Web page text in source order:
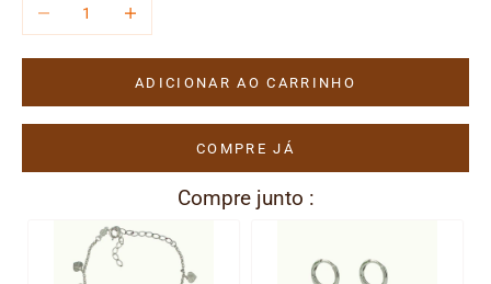
ADICIONAR AO CARRINHO
COMPRE JÁ
Compre junto :